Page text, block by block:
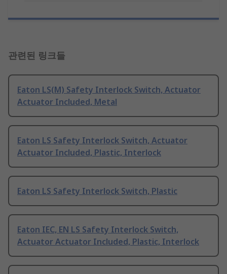
관련된 링크들
Eaton LS(M) Safety Interlock Switch, Actuator
Actuator Included, Metal
Eaton LS Safety Interlock Switch, Actuator
Actuator Included, Plastic, Interlock
Eaton LS Safety Interlock Switch, Plastic
Eaton IEC, EN LS Safety Interlock Switch,
Actuator Actuator Included, Plastic, Interlock